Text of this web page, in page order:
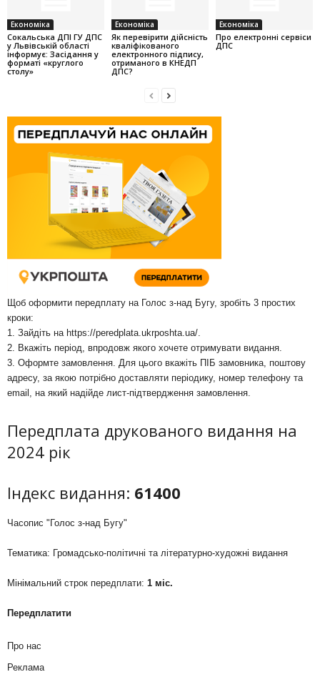
Економіка
Cокальська ДПІ ГУ ДПС
у Львівській області
інформує: Засідання у
форматі «круглого
столу»
Економіка
Як перевірити дійсність
кваліфікованого
електронного підпису,
отриманого в КНЕДП
ДПС?
Економіка
Про електронні сервіси
ДПС
Щоб оформити передплату на Голос з-над Бугу, зробіть 3 простих
кроки:
1. Зайдіть на https://peredplata.ukrposhta.ua/
2. Вкажіть період, впродовж якого хочете отримувати видання.
3. Оформте замовлення. Для цього вкажіть ПІБ замовника, поштову
адресу, за якою потрібно доставляти періодику, номер телефону та
email, на який надійде лист-підтвердження замовлення.
Передплата друкованого видання на
2024 рік
Індекс видання: 61400
Часопис "Голос з-над Бугу"
Тематика: Громадсько-політичні та літературно-художні видання
Мінімальний строк передплати: 1 міс.
Передплатити
Про нас
Реклама